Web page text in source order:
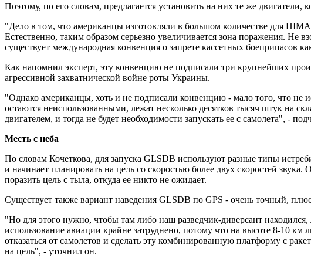
Поэтому, по его словам, предлагается установить на них те же
"Дело в том, что американцы изготовляли в большом количестве для
Естественно, таким образом серьезно увеличивается зона поражения. Не
существует международная конвенция о запрете кассетных боеприпасов
Как напомнил эксперт, эту конвенцию не подписали три крупнейших
агрессивной захватнической войне роты Украины.
"Однако американцы, хоть и не подписали конвенцию - мало того, что не
остаются неиспользованными, лежат несколько десятков тысяч штук на
двигателем, и тогда не будет необходимости запускать ее с самолета", -
Месть с неба
По словам Кочеткова, для запуска GLSDB используют разные типы
и начинает планировать на цель со скоростью более двух скоростей
поразить цель с тыла, откуда ее никто не ожидает.
Существует также вариант наведения GLSDB по GPS - очень точный,
"Но для этого нужно, чтобы там либо наш разведчик-диверсант
использование авиации крайне затруднено, потому что на высоте 8-10
отказаться от самолетов и сделать эту комбинированную платформу с
на цель", - уточнил он.